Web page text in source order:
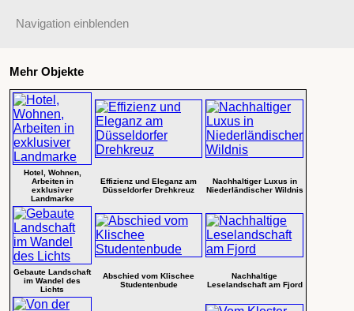
Navigation einblenden
Mehr Objekte
Hotel, Wohnen,
Arbeiten in
exklusiver
Landmarke
Effizienz und Eleganz am
Düsseldorfer Drehkreuz
Nachhaltiger Luxus in
Niederländischer Wildnis
Gebaute Landschaft
im Wandel des
Lichts
Abschied vom Klischee
Studentenbude
Nachhaltige
Leselandschaft am Fjord